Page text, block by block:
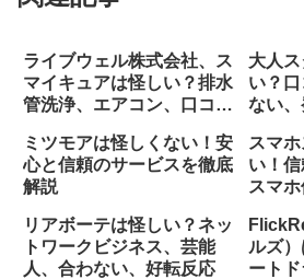
ライブウェル株式会社、ス
マイキュアは怪しい？排水
管洗浄、エアコン、口コ
大人
い？
ない、
ミツモアは怪しくない！安
心と信頼のサービスを徹底
解説
スマ
い！
スマ
リアボーテは怪しい？ネッ
トワークビジネス、芸能
人、合わない、好転反応
ルズ
ート